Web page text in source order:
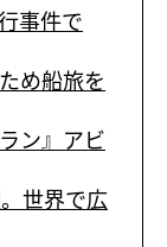
事件で
め船旅を
ン』アビ
世界で広